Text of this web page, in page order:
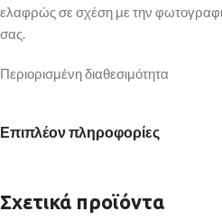
ελαφρώς σε σχέση με την
σας.
Περιορισμένη διαθεσιμότητα
Επιπλέον πληροφορίες
Σχετικά προϊόντα